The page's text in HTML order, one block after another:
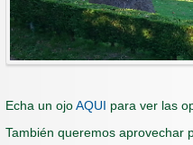
Echa un ojo AQUI para ver las
También queremos aprovechar